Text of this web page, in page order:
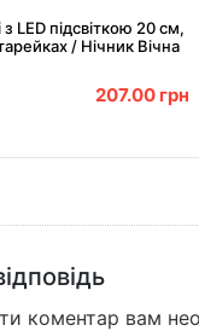
LED підсвіткою 20 см,
/ Нічник Вічна
207.00 грн
коментар вам